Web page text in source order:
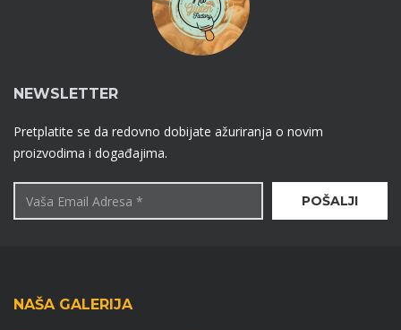
NEWSLETTER
Pretplatite se da redovno dobijate ažuriranja o novim
proizvodima i događajima.
NAŠA GALERIJA